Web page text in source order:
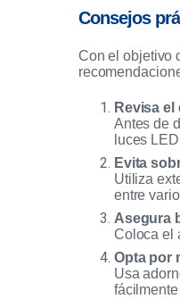
Consejos
Con el objetivo
Revisa
Antes de
luces
Evita
Utiliza
entre
Asegura
Coloca el
Opta por
Usa